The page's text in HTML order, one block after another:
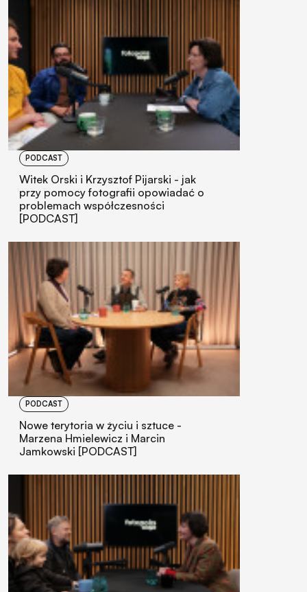
PODCAST
Witek Orski i Krzysztof Pijarski - jak
przy pomocy fotografii opowiadać o
problemach współczesności
[PODCAST]
PODCAST
Nowe terytoria w życiu i sztuce -
Marzena Hmielewicz i Marcin
Jamkowski [PODCAST]